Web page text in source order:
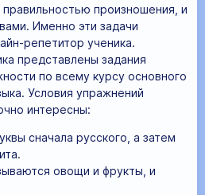
произношения, и
Именно эти задачи
репетитор ученика.
представлены задания
по всему курсу основного
Условия упражнений
интересны:
сначала русского, а затем
овощи и фрукты, и